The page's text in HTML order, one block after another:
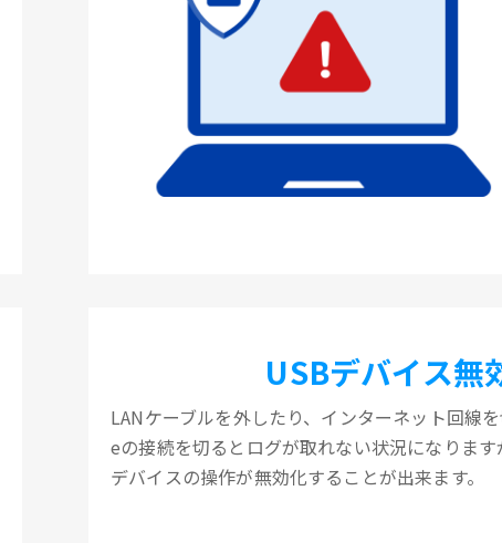
USBデバイス無
LANケーブルを外したり、インターネット回線
eの接続を切るとログが取れない状況になりま
デバイスの操作が無効化することが出来ます。